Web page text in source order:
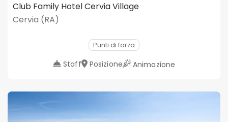
Club Family Hotel Cervia Village
Cervia (RA)
Punti di forza
Staff Posizione Animazione